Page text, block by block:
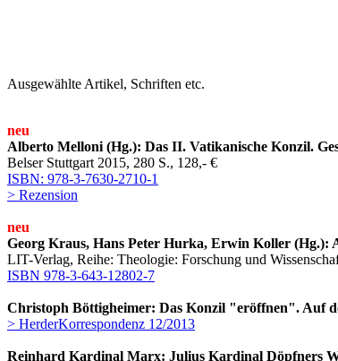
Ausgewählte Artikel, Schriften etc.
neu
Alberto Melloni (Hg.): Das II. Vatikanische Konzil.
Belser Stuttgart 2015, 280 S., 128,- €
ISBN: 978-3-7630-2710-1
> Rezension
neu
Georg Kraus, Hans Peter Hurka, Erwin Koller (Hg.):
LIT-Verlag, Reihe: Theologie: Forschung und
ISBN 978-3-643-12802-7
Christoph Böttigheimer: Das Konzil "eröffnen". Auf
> HerderKorrespondenz 12/2013
Reinhard Kardinal Marx: Julius Kardinal Döpfners